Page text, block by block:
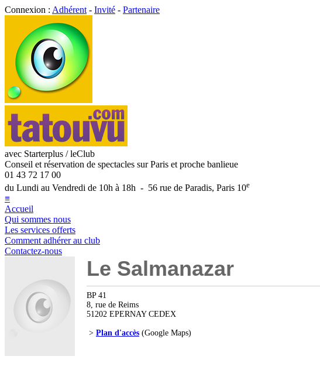
Connexion : Adhérent - Invité - Partenaire
avec Starterplus / leClub
Conseil et réservation de spectacles sur Paris et proche banlieue
01 43 72 17 00
du Lundi au Vendredi de 10h à 18h - 56 rue de Paradis, Paris 10e
≡
Accueil
Qui sommes nous
Les services offerts
Comment adhérer au club
Contactez-nous
Le Salmanazar
BP 41
8, rue de Reims
51202 EPERNAY CEDEX
> Plan d'accès (Google Maps)